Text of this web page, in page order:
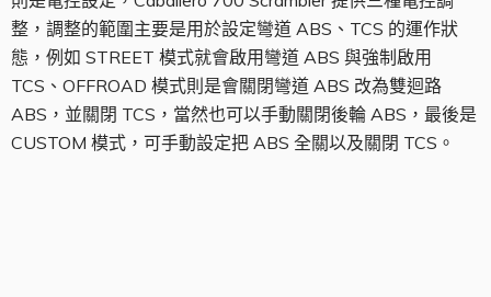
整，調整的範圍主要是用於設定彎道 ABS、TCS 的運作狀
態，例如 STREET 模式就會啟用彎道 ABS 與強制啟用
TCS、OFFROAD 模式則是會關閉彎道 ABS 改為雙迴路
ABS，並關閉 TCS，當然也可以手動關閉後輪 ABS，最後是
CUSTOM 模式，可手動設定把 ABS 全關以及關閉 TCS。